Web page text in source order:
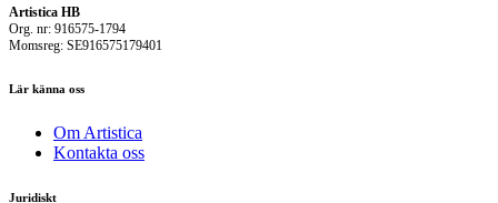
Artistica HB
Org. nr: 916575-1794
Momsreg: SE916575179401
Lär känna oss
Om Artistica
Kontakta oss
Juridiskt